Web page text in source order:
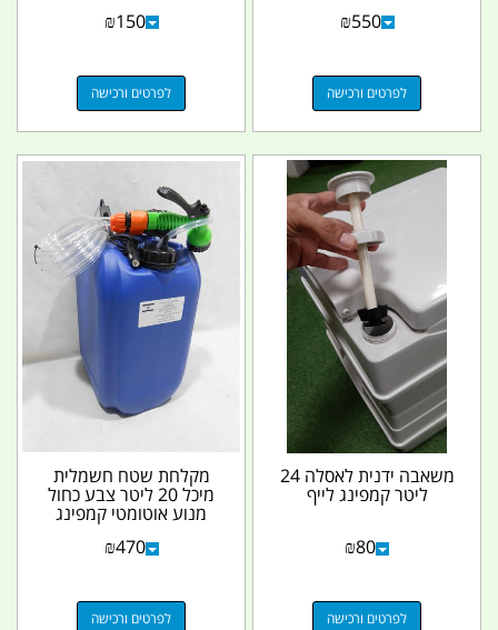
₪550
לפרטים ורכישה
שקיות קמפינג לייף
₪150
לפרטים ורכישה
משאבה ידנית לאסלה 24
ליטר קמפינג לייף
₪80
לפרטים ורכישה
מקלחת שטח חשמלית
מיכל 20 ליטר צבע כחול
מנוע אוטומטי קמפינג
₪470
לפרטים ורכישה